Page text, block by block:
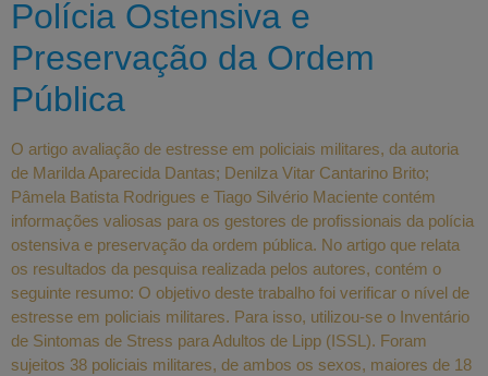
Polícia Ostensiva e
Preservação da Ordem
Pública
O artigo avaliação de estresse em policiais militares, da autoria
de Marilda Aparecida Dantas; Denilza Vitar Cantarino Brito;
Pâmela Batista Rodrigues e Tiago Silvério Maciente contém
informações valiosas para os gestores de profissionais da polícia
ostensiva e preservação da ordem pública. No artigo que relata
os resultados da pesquisa realizada pelos autores, contém o
seguinte resumo: O objetivo deste trabalho foi verificar o nível de
estresse em policiais militares. Para isso, utilizou-se o Inventário
de Sintomas de Stress para Adultos de Lipp (ISSL). Foram
sujeitos 38 policiais militares, de ambos os sexos, maiores de 18